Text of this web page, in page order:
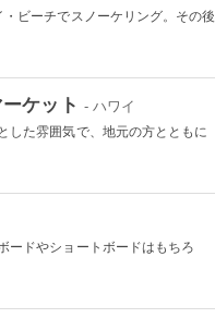
ビーチでスノーケリング。その後
ケット - ハワイ
した雰囲気で、地元の方とともに
ードやショートボードはもちろ